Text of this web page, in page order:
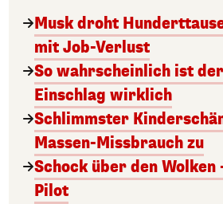
Musk droht
mit Job-Verlust
So wahrscheinlich ist
Einschlag wirklich
Schlimmster
Massen-Missbrauch zu
Schock über den Wolken
Pilot